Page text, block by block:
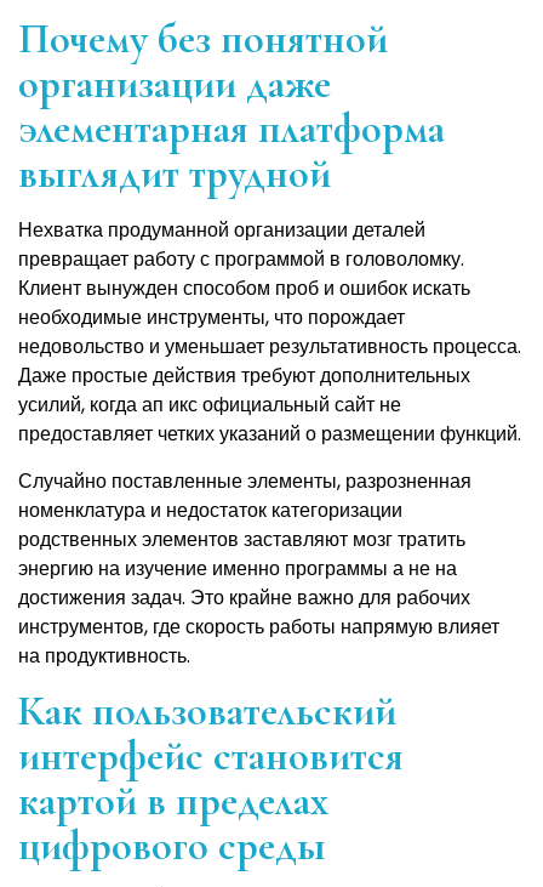
Почему без понятной
организации даже
элементарная платформа
выглядит трудной
Нехватка продуманной организации деталей
превращает работу с программой в головоломку.
Клиент вынужден способом проб и ошибок искать
необходимые инструменты, что порождает
недовольство и уменьшает результативность процесса.
Даже простые действия требуют дополнительных
усилий, когда ап икс официальный сайт не
предоставляет четких указаний о размещении функций.
Случайно поставленные элементы, разрозненная
номенклатура и недостаток категоризации
родственных элементов заставляют мозг тратить
энергию на изучение именно программы а не на
достижения задач. Это крайне важно для рабочих
инструментов, где скорость работы напрямую влияет
на продуктивность.
Как пользовательский
интерфейс становится
картой в пределах
цифрового среды